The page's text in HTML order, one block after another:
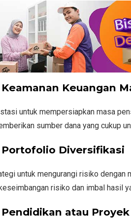
Keuangan
untuk mempersiapkan masa
sumber dana yang cukup
Diversifikasi
untuk mengurangi risiko
risiko dan imbal hasil
atau Proyek